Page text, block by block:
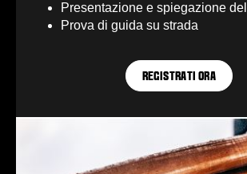
Presentazione e spiegazione
Prova di guida su strada
REGISTRATI ORA